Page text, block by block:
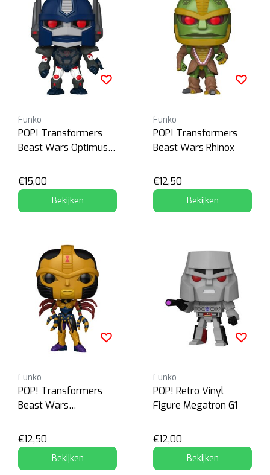
Funko
POP! Transformers
Beast Wars Optimus
€15,00
Bekijken
Funko
POP! Transformers
Beast Wars Rhinox
€12,50
Bekijken
Funko
POP! Transformers
Beast Wars
€12,50
Bekijken
Funko
POP! Retro Vinyl
Figure Megatron G1
€12,00
Bekijken